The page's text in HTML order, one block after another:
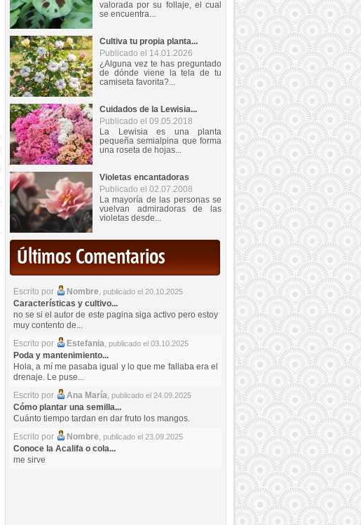
valorada por su follaje, el cual
se encuentra...
Cultiva tu propia planta...
Publicado el 14.01.2026
¿Alguna vez te has preguntado
de dónde viene la tela de tu
camiseta favorita?...
Cuidados de la Lewisia...
Publicado el 09.05.2018
La Lewisia es una planta
pequeña semialpina que forma
una roseta de hojas...
Violetas encantadoras
Publicado el 02.07.2008
La mayoría de las personas se
vuelvan admiradoras de las
violetas desde...
Últimos Comentarios
Escrito por Nombre, publicado el 20.10.2025
Características y cultivo...
no se si el autor de este pagina siga activo pero estoy
muy contento de...
Escrito por
Estefania, publicado el 03.10.2025
Poda y mantenimiento...
Hola, a mí me pasaba igual y lo que me fallaba era el
drenaje. Le puse...
Escrito por
Ana María, publicado el 24.09.2025
Cómo plantar una semilla...
Cuánto tiempo tardan en dar fruto los mangos.
Escrito por
Nombre, publicado el 23.09.2025
Conoce la Acalifa o cola...
me sirve